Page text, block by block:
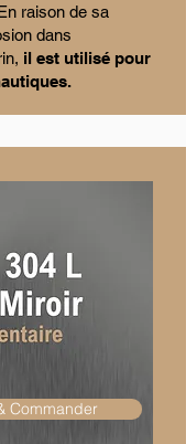
raison de sa
dans
il est utilisé pour
Commander